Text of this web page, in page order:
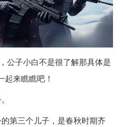
公子小白不是很了解那具体是
来瞧瞧吧！
第三个儿子，是春秋时期齐